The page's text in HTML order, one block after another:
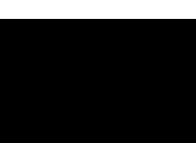
每筆NT$60，滿NT$299(含以上)免運費